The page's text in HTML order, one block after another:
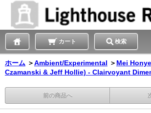
カート 検索
ホーム ＞Ambient/Experimental ＞ Mei
Czamanski & Jeff Hollie) - Clairvoyant
前の商品へ